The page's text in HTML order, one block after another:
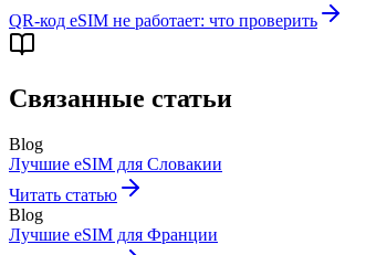
QR-код eSIM не работает: что проверить
Связанные статьи
Blog
Лучшие eSIM для Словакии
Читать статью
Blog
Лучшие eSIM для Франции